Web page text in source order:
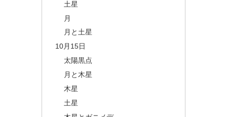
土星
月
月と土星
10月15日
太陽黒点
月と木星
木星
土星